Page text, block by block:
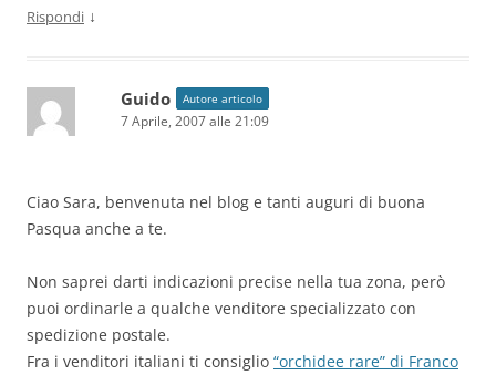
Rispondi ↓
Guido Autore articolo
7 Aprile, 2007 alle 21:09
Ciao Sara, benvenuta nel blog e tanti auguri di buona
Pasqua anche a te.
Non saprei darti indicazioni precise nella tua zona, però
puoi ordinarle a qualche venditore specializzato con
spedizione postale.
Fra i venditori italiani ti consiglio “orchidee rare” di Franco